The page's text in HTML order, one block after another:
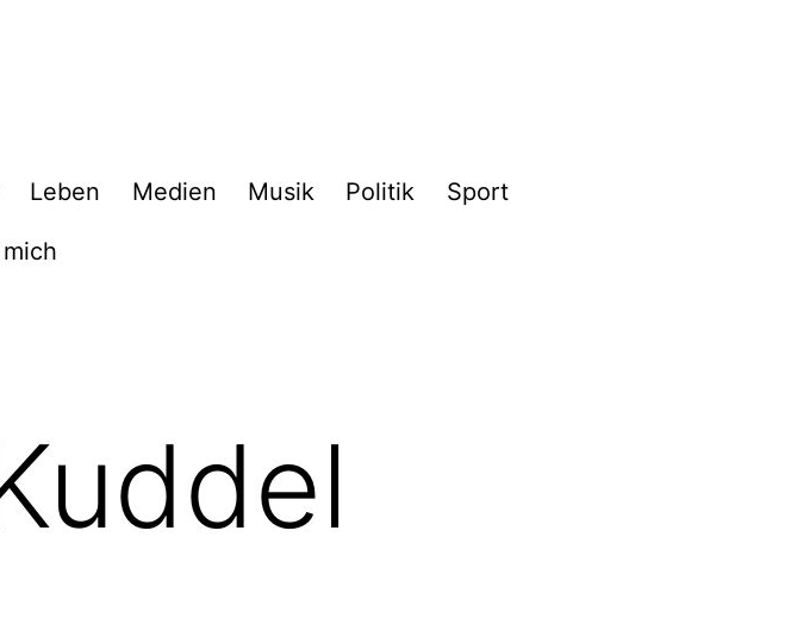
Leben Medien Musik Politik Sport